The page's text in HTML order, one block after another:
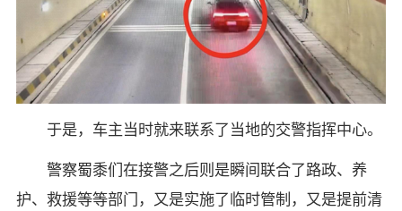
于是，车主当时就来联系了当地的交警指挥中心。
警察蜀黍们在接警之后则是瞬间联合了路政、养
护、救援等等部门，又是实施了临时管制，又是提前清